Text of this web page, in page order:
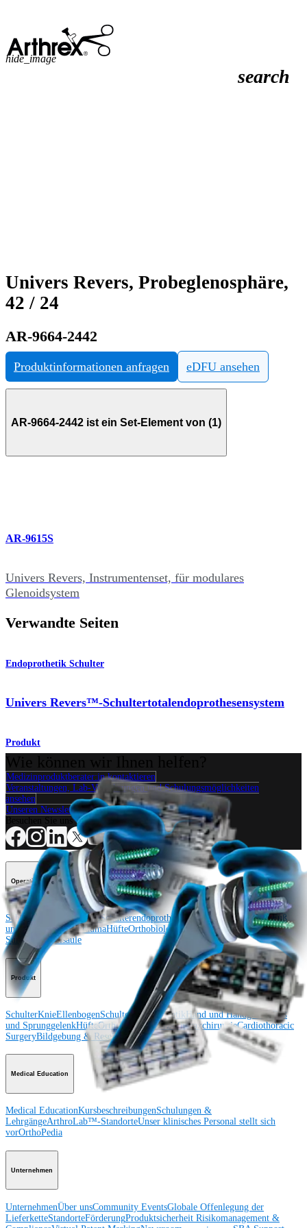
search
hide_image
Univers Revers, Probeglenosphäre,
42 / 24
AR-9664-2442
Produktinformationen anfragen eDFU ansehen
AR-9664-2442 ist ein Set-Element von (1)
AR-9615S
Univers Revers, Instrumentenset, für modulares
Glenoidsystem
Verwandte Seiten
Endoprothetik Schulter
Univers Revers™-Schultertotalendoprothesensystem
Produkt
Medizinproduktberater:in kontaktieren
Veranstaltungen, Lab-Vorführungen und Schulungsmöglichkeiten
ansehen
Unseren Newsletter abonnieren
Besuchen Sie uns
Operationsverfahren
Schulter EllenbogenSchulterendoprothetik Hand und HandgelenkFuß
und SprunggelenkTraumaHüfteOrthobiologieCardiothoracic
Surgery
Wirbelsäule
Produkt
SchulterKnieEllenbogenSchulterendoprothetik Hand und HandgelenkFuß
und SprunggelenkHüfteOrthobiologieHerz-ThoraxchirurgieCardiothoracic
SurgeryBildgebung & Resektion
Medical Education
Medical EducationKursbeschreibungenSchulungen &
LehrgängeArthroLab™-StandorteUnser klinisches Personal stellt sich
vorOrthoPedia
Unternehmen
UnternehmenÜber unsCommunity EventsGlobale Offenlegung der
LieferketteStandorteFörderungProduktsicherheit Risikomanagement &